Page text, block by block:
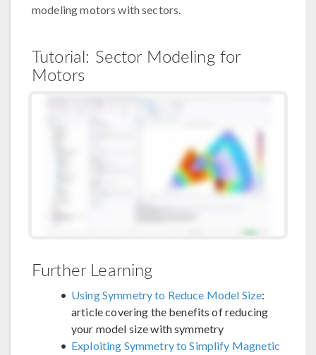
modeling motors with sectors.
Tutorial: Sector Modeling for
Motors
Further Learning
Using Symmetry to Reduce Model Size:
article covering the benefits of reducing
your model size with symmetry
Exploiting Symmetry to Simplify Magnetic